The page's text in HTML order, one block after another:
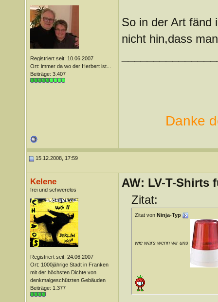
Registriert seit: 10.06.2007
Ort: immer da wo der Herbert ist...
Beiträge: 3.407
So in der Art fänd
nicht hin,dass
Danke
15.12.2008, 17:59
Kelene
frei und schwerelos
Registriert seit: 24.06.2007
Ort: 1000jährige Stadt in Franken
mit der höchsten Dichte von
denkmalgeschützten Gebäuden
Beiträge: 1.377
AW: LV-T-Shirts
Zitat:
Zitat von Ninja-Typ
wie wärs wenn wir uns